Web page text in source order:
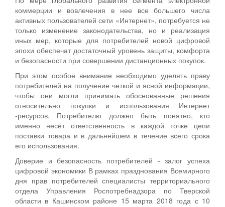
коммерции и вовлечения в нее все большего числа
активных пользователей сети «Интернет», потребуется не
только изменение законодательства, но и реализация
иных мер, которые для потребителей новой цифровой
эпохи обеспечат достаточный уровень защиты, комфорта
и безопасности при совершении дистанционных покупок.
При этом особое внимание необходимо уделять праву
потребителей на получение четкой и ясной информации,
чтобы они могли принимать обоснованные решения
относительно покупки и использования Интернет
-ресурсов. Потребителю должно быть понятно, кто
именно несёт ответственность в каждой точке цепи
поставки товара и в дальнейшем в течение всего срока
его использования.
Доверие и безопасность потребителей - залог успеха
цифровой экономики В рамках празднования Всемирного
дня прав потребителей специалисты территориального
отдела Управления Роспотребнадзора по Тверской
области в Кашинском районе 15 марта 2018 года с 10